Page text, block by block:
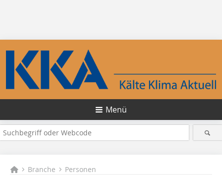
Menü
Branche Personen